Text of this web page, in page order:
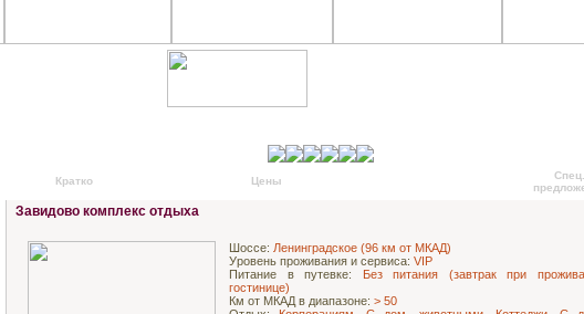
Кратко Цены
Спец.
Завидово комплекс отдыха
Шоссе: Ленинградское (96 км от МКАД)
Уровень проживания и сервиса: VIP
Питание в путевке:
Без питания (завтрак при
гостинице)
Км от МКАД в диапазоне: > 50